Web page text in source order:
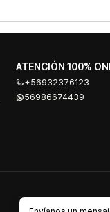
ATENCIÓN 100%
+56932376123
56986674439